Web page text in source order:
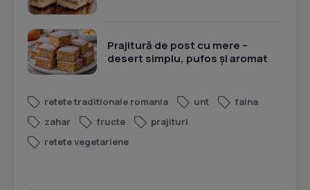
Prajitură de post cu mere –
desert simplu, pufos și aromat
retete traditionale romania unt
faina
zahar
fructe
prajituri
retete vegetariene